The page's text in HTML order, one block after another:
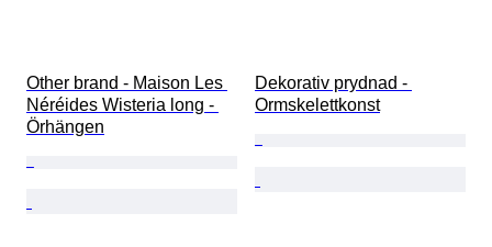
Other brand - Maison Les
Néréides Wisteria long -
Örhängen
Dekorativ prydnad -
Ormskelettkonst